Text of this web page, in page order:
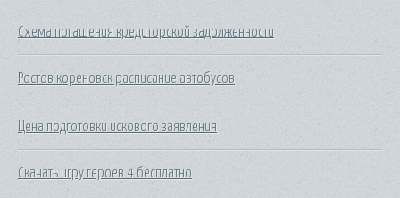
Схема погашения кредиторской задолженности
Ростов кореновск расписание автобусов
Цена подготовки искового заявления
Скачать игру героев 4 бесплатно